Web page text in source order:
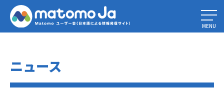
Home»
プレミアムプラグインがマーケットプレイスで入手可能になりまし
た！»01
MENU
ニュース